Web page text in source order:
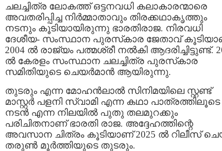
ചലച്ചിത്ര ലോകത്ത് ഒട്ടനവധി കലാകാരന്മാരെ
അവതരിപ്പിച്ച നിർമ്മാതാവും തിരക്കഥാകൃത്തും
നടനും കൂടിയായിരുന്നു ഭാരതിരാജ. നിരവധി
ദേശീയ- സംസ്ഥാന പുരസ്‌കാര ജേതാവ്
2004 ൽ രാജ്യം പത്മശ്രീ നൽകി ആദരിച്ചിട്ടുണ്ട്.
ൽ കേരളം സംസ്ഥാന ചലച്ചിത്ര പുരസ്‌കാര
സമിതിയുടെ ചെയർമാൻ ആയിരുന്നു.
തുടരും എന്ന മോഹൻലാൽ സിനിമയിലെ സ്റ്റണ്ട്
മാസ്റ്റർ പളനി സ്വാമി എന്ന കഥാ പാത്രത്തിലൂടെ
നടൻ എന്ന നിലയിൽ പുതു തലമുറക്കും
പരിചിതനാണ് ഭാരതി രാജ. അദ്ദേഹത്തിന്റെ
അവസാന ചിത്രം കൂടിയാണ് 2025 ൽ റിലീസ്
തരുൺ മൂർത്തിയുടെ തുടരും.